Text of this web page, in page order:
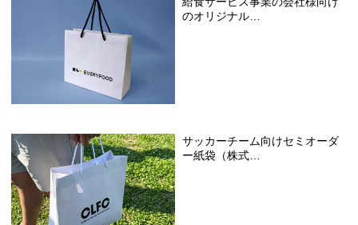
のオリジナル…
サッカーチーム向けセミオーダ
ー紙袋（株式…